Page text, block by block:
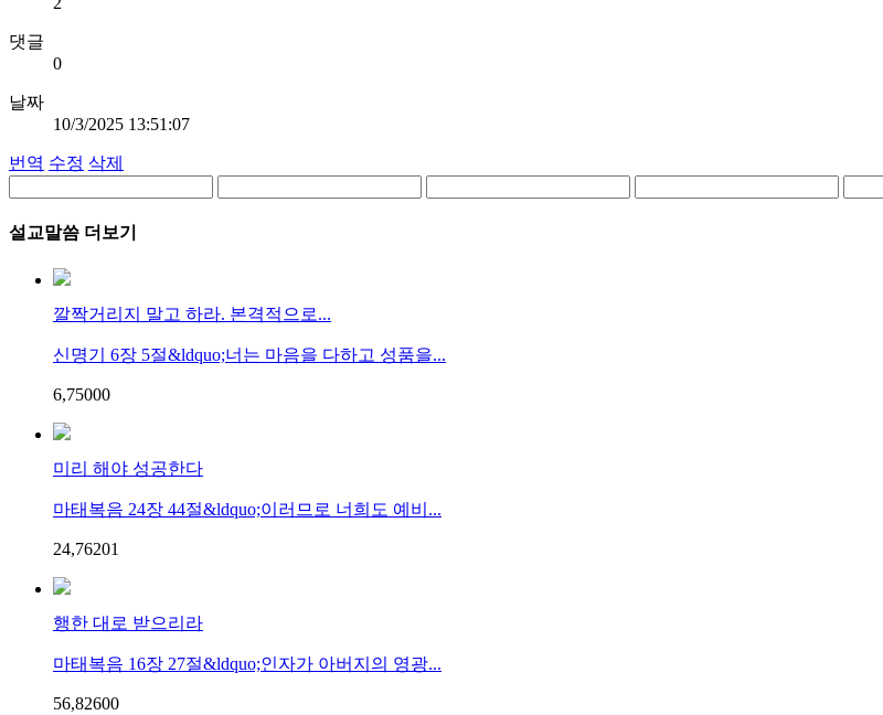
댓글
0
날짜
10/3/2025 13:51:07
번역 수정 삭제
설교말씀 더보기
깔짝거리지 말고 하라. 본격적으로...
신명기 6장 5절&ldquo;너는 마음을 다하고 성품을...
6,75000
미리 해야 성공한다
마태복음 24장 44절&ldquo;이러므로 너희도 예비...
24,76201
행한 대로 받으리라
마태복음 16장 27절&ldquo;인자가 아버지의 영광...
56,82600